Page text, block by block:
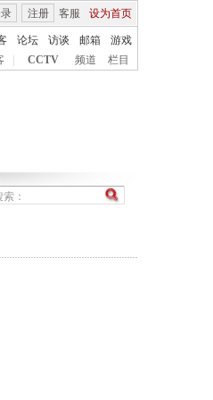
客服 设为首页
注册
论坛 访谈 邮箱
游戏
CCTV 频道 栏目